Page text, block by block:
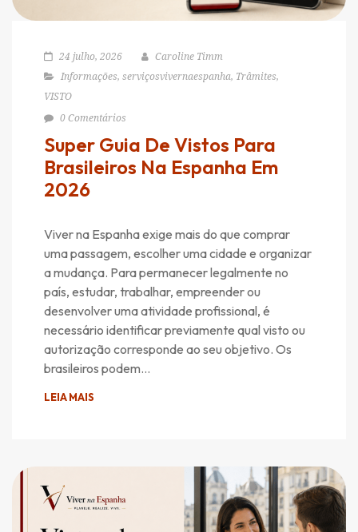
24 julho, 2026
Caroline Timm
Informações, serviçosvivernaespanha, Trâmites,
VISTO
0 Comentários
Super Guia De Vistos Para
Brasileiros Na Espanha Em
2026
Viver na Espanha exige mais do que comprar
uma passagem, escolher uma cidade e organizar
a mudança. Para permanecer legalmente no
país, estudar, trabalhar, empreender ou
desenvolver uma atividade profissional, é
necessário identificar previamente qual visto ou
autorização corresponde ao seu objetivo. Os
brasileiros podem…
LEIA MAIS